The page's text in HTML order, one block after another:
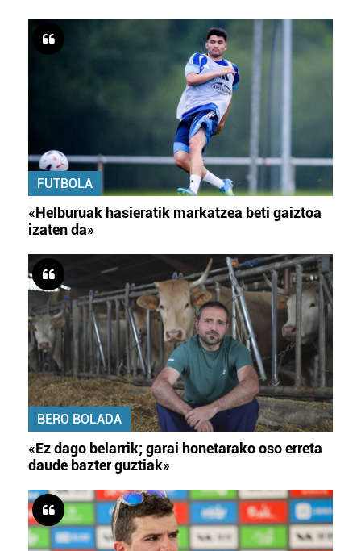
FUTBOLA
«Helburuak hasieratik markatzea beti gaiztoa
izaten da»
BERO BOLADA
«Ez dago belarrik; garai honetarako oso erreta
daude bazter guztiak»